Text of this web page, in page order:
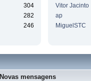
304
282
246
Vitor Jacinto
ap
MiguelSTC
Novas mensagens